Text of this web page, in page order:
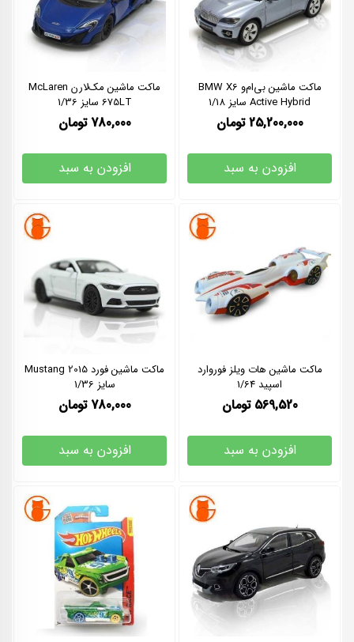
ماکت ماشین بی‌ام‌و BMW X6
Active Hybrid سایز 1/18
25,200,000 تومان
افزودن به سبد
ماکت ماشین مک‌لارن McLaren
675LT سایز 1/36
780,000 تومان
افزودن به سبد
ماکت ماشین هات ویلز فوروارد
اسپید 1/64
569,520 تومان
افزودن به سبد
ماکت ماشین فورد Mustang 2015
سایز 1/36
780,000 تومان
افزودن به سبد